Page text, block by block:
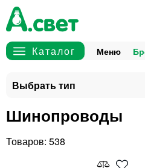
Меню
Шинопроводы
538